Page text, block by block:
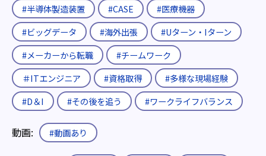
#半導体製造装置
#CASE
#医療機器
#ビッグデータ
#海外出張
#Uターン・Iターン
#メーカーから転職
#チームワーク
＃ITエンジニア
#資格取得
#多様な現場経験
#D＆I
#その後を追う #ワークライフバランス
動画: #動画あり